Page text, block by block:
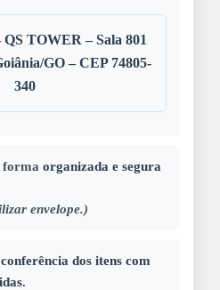
QS TOWER – Sala 801
GO – CEP 74805-
340
forma organizada e segura
envelope.)
conferência dos itens com
.